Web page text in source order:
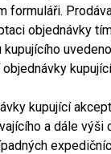
formuláři.
objednávky
kupující
a dále výši